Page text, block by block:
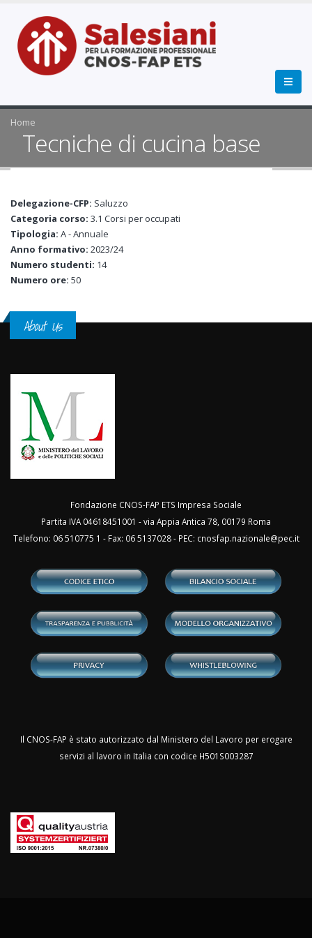
Home
Tecniche di cucina base
Delegazione-CFP: Saluzzo
Categoria corso: 3.1 Corsi per occupati
Tipologia: A - Annuale
Anno formativo: 2023/24
Numero studenti: 14
Numero ore: 50
About Us
Fondazione CNOS-FAP ETS Impresa Sociale
Partita IVA 04618451001 - via Appia Antica 78, 00179 Roma
Telefono: 06 510775 1 - Fax: 06 5137028 - PEC: cnosfap.nazionale@pec.it
Il CNOS-FAP è stato autorizzato dal Ministero del Lavoro per erogare
servizi al lavoro in Italia con codice H501S003287